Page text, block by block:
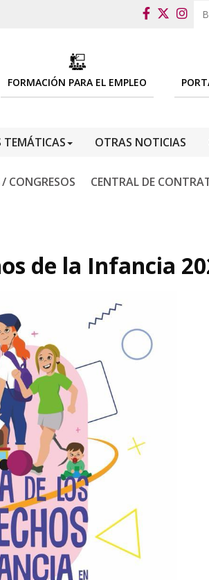
FORMACIÓN PARA EL EMPLEO
TEMÁTICAS OTRAS NOTICIAS
CONGRESOS CENTRAL DE
de la Infancia